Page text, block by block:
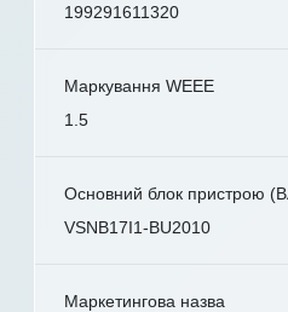
199291611320
Маркування WEEE
1.5
Основний блок пристрою
VSNB17I1-BU2010
Маркетингова назва